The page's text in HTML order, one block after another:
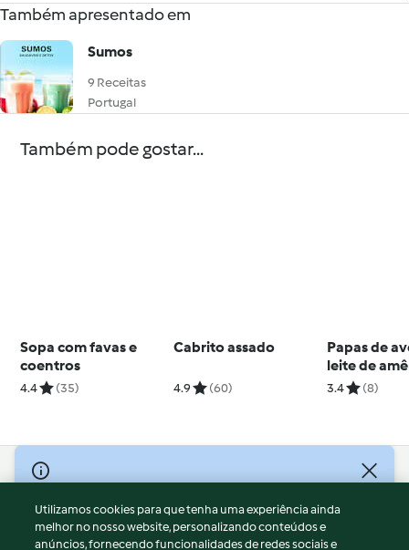
Também apresentado em
Sumos
9 Receitas
Portugal
Também pode gostar...
Sopa com favas e
coentros
4.4 (35)
Cabrito assado
4.9 (60)
Papas de
leite de
3.4 (8)
© Copyright 2026
Termos de Utilização
Aviso sobre Proteção de Dados
Utilizamos cookies para que tenha uma experiência ainda
melhor no nosso website, personalizando conteúdos e
anúncios, fornecendo funcionalidades de redes sociais e